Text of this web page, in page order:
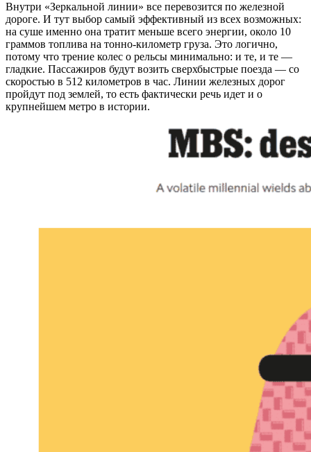
Внутри «Зеркальной линии» все перевозится по железной
дороге. И тут выбор самый эффективный из всех возможных:
на суше именно она тратит меньше всего энергии, около 10
граммов топлива на тонно-километр груза. Это логично,
потому что трение колес о рельсы минимально: и те, и те —
гладкие. Пассажиров будут возить сверхбыстрые поезда — со
скоростью в 512 километров в час. Линии железных дорог
пройдут под землей, то есть фактически речь идет и о
крупнейшем метро в истории.